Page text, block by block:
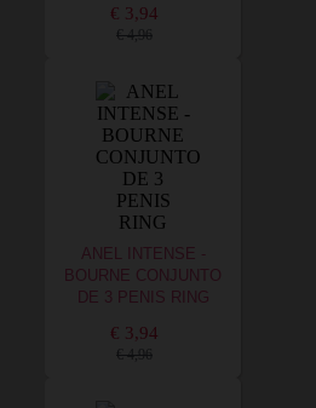
€ 3,94
€ 4,96
ANEL INTENSE -
BOURNE CONJUNTO
DE 3 PENIS RING
€ 3,94
€ 4,96